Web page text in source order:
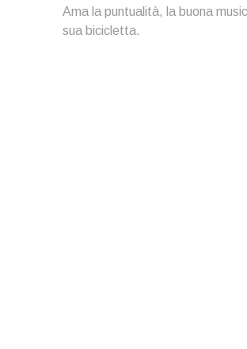
Ama la puntualità, la buona
sua bicicletta.